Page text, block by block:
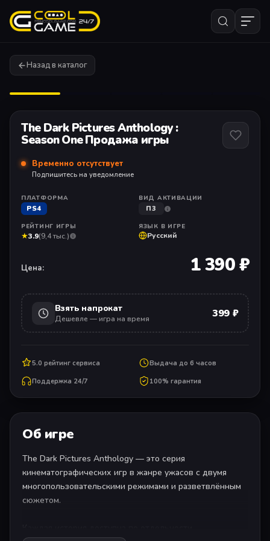
Назад в каталог
The Dark Pictures Anthology :
Season One Продажа игры
Временно отсутствует
Подпишитесь на уведомление
ПЛАТФОРМА
PS4
ВИД АКТИВАЦИИ
П3
РЕЙТИНГ ИГРЫ
★3.9(9,4 тыс.)
ЯЗЫК В ИГРЕ
Русский
Цена: 1 390 ₽
Взять напрокат
Дешевле — игра на время 399 ₽
5.0 рейтинг сервиса
Выдача до 6 часов
Поддержка 24/7
100% гарантия
Об игре
The Dark Pictures Anthology — это серия
кинематографических игр в жанре ужасов с двумя
многопользовательскими режимами и разветвлённым
сюжетом.